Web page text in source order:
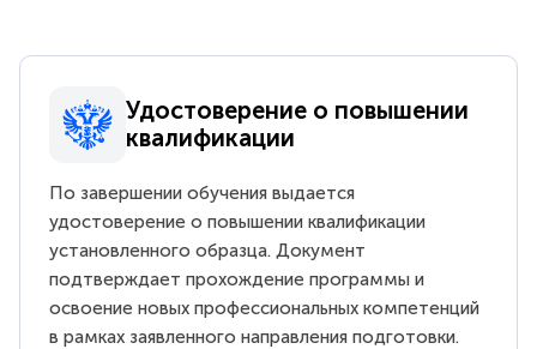
Удостоверение о повышении
квалификации
По завершении обучения выдается
удостоверение о повышении квалификации
установленного образца. Документ
подтверждает прохождение программы и
освоение новых профессиональных компетенций
в рамках заявленного направления подготовки.